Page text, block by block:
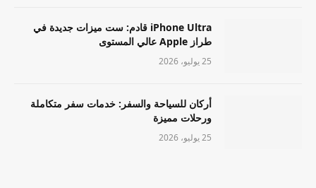
iPhone Ultra قادم: ست ميزات جديدة في
طراز Apple عالي المستوى
25 يوليو، 2026
أركان للسياحة والسفر: خدمات سفر متكاملة
ورحلات مميزة
25 يوليو، 2026